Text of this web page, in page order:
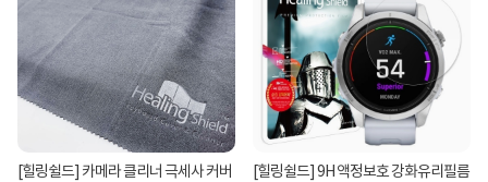
[힐링쉴드] 카메라 클리너 극세사 커버
[힐링쉴드] 9H 액정보호 강화유리필름